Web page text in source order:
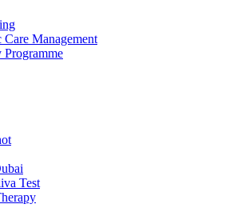
Care Management
Test